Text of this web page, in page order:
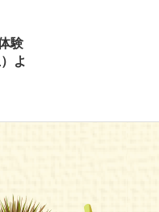
験
よ